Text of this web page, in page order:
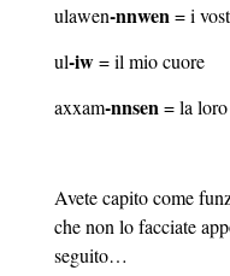
ulawen-nnwen = i
ul-iw= il mio cuore
axxam-nnsen = la loro
Avete capito come
che non lo facciate
seguito…